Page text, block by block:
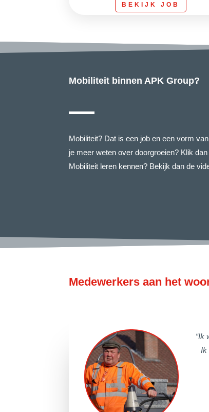
BEKIJK JOB
Mobiliteit binnen APK Group?
Mobiliteit? Dat is een job en een vorm
je meer weten over doorgroeien? Klik dan
Mobiliteit leren kennen? Bekijk dan de
Medewerkers aan het
“Ik
Ik